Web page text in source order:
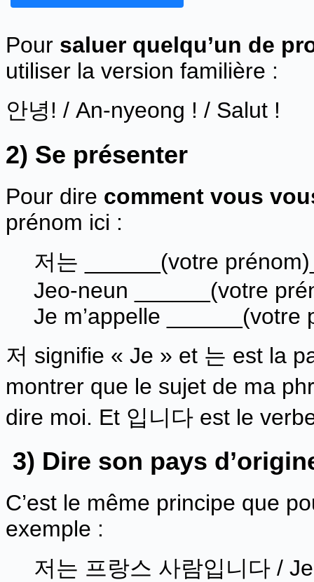
Pour saluer quelqu’un de
utiliser la version familière :
안녕! / An-nyeong ! / Salut !
2) Se présenter
Pour dire comment vous
prénom ici :
저는 ______(votre
Jeo-neun ______(votre
Je m’appelle ______(votre
저 signifie « Je » et 는 est la
montrer que le sujet de ma
dire moi. Et 입니다 est le
3) Dire son pays
C’est le même principe que
exemple :
저는 프랑스 사람입니다 /